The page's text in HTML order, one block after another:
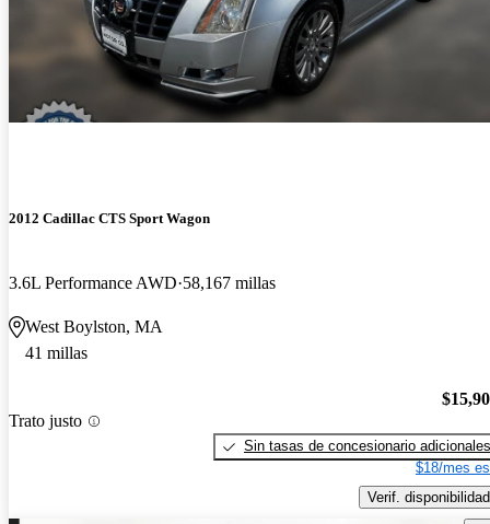
2012 Cadillac CTS Sport Wagon
3.6L Performance AWD 58,167 millas
West Boylston, MA
41 millas
Trato justo
Sin tasas de concesionario adicionales
$18/mes
Verif. disponibilidad